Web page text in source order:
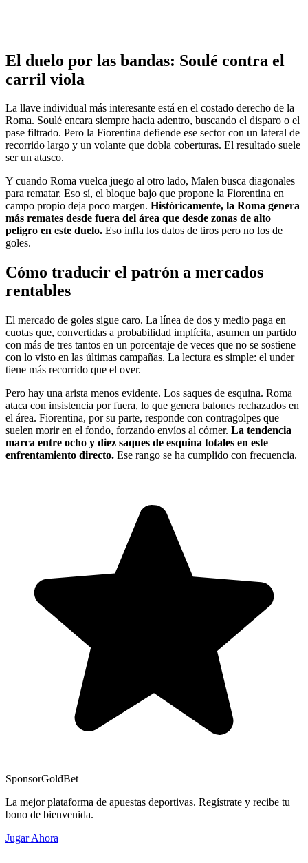
El duelo por las bandas: Soulé contra el
carril viola
La llave individual más interesante está en el costado derecho de la
Roma. Soulé encara siempre hacia adentro, buscando el disparo o el
pase filtrado. Pero la Fiorentina defiende ese sector con un lateral de
recorrido largo y un volante que dobla coberturas. El resultado suele
ser un atasco.
Y cuando Roma vuelca juego al otro lado, Malen busca diagonales
para rematar. Eso sí, el bloque bajo que propone la Fiorentina en
campo propio deja poco margen. Históricamente, la Roma genera
más remates desde fuera del área que desde zonas de alto
peligro en este duelo. Eso infla los datos de tiros pero no los de
goles.
Cómo traducir el patrón a mercados
rentables
El mercado de goles sigue caro. La línea de dos y medio paga en
cuotas que, convertidas a probabilidad implícita, asumen un partido
con más de tres tantos en un porcentaje de veces que no se sostiene
con lo visto en las últimas campañas. La lectura es simple: el under
tiene más recorrido que el over.
Pero hay una arista menos evidente. Los saques de esquina. Roma
ataca con insistencia por fuera, lo que genera balones rechazados en
el área. Fiorentina, por su parte, responde con contragolpes que
suelen morir en el fondo, forzando envíos al córner. La tendencia
marca entre ocho y diez saques de esquina totales en este
enfrentamiento directo. Ese rango se ha cumplido con frecuencia.
SponsorGoldBet
La mejor plataforma de apuestas deportivas. Regístrate y recibe tu
bono de bienvenida.
Jugar Ahora